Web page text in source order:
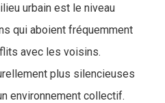
urbain est le niveau
qui aboient fréquemment
avec les voisins.
plus silencieuses
environnement collectif.